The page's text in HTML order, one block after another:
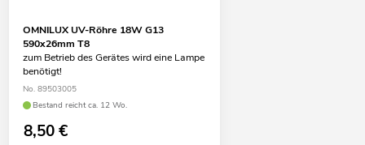
OMNILUX UV-Röhre 18W G13
590x26mm T8
zum Betrieb des Gerätes wird eine Lampe
benötigt!
No. 89503005
Bestand reicht ca. 12 Wo.
8,50€